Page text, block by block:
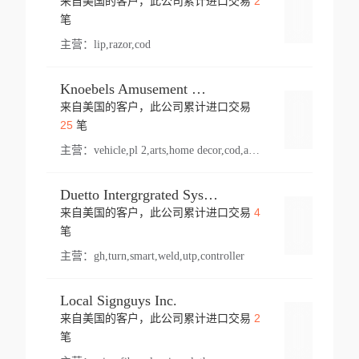
笔
主营： lip,razor,cod
Knoebels Amusement Resort
来自美国的客户，此公司累计进口交易
25笔
主营： vehicle,pl 2,arts,home decor,cod,amusement ride,sea
Duetto Intergrgrated Systems Inc.
来自美国的客户，此公司累计进口交易 4
笔
主营： gh,turn,smart,weld,utp,controller
Local Signguys Inc.
来自美国的客户，此公司累计进口交易 2
笔